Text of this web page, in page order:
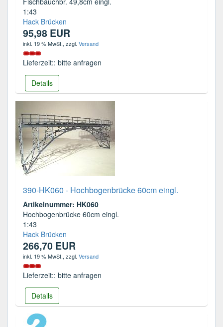
1:43
Hack Brücken
95,98 EUR
inkl. 19 % MwSt., zzgl. Versand
Lieferzeit:: bitte anfragen
Details
390-HK060 - Hochbogenbrücke 60cm eingl.
Artikelnummer: HK060
Hochbogenbrücke 60cm eingl.
1:43
Hack Brücken
266,70 EUR
inkl. 19 % MwSt., zzgl. Versand
Lieferzeit:: bitte anfragen
Details